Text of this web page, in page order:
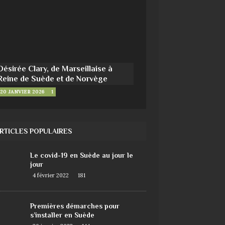
Clary, de Marseillaise à
de Suède et de Norvège
20 JANVIER 2026 1
POPULAIRES
Le covid-19 en Suède au jour le
jour
4 février 2022 181
Premières démarches pour
s’installer en Suède